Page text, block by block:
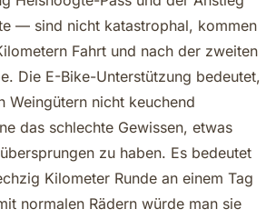
— sind nicht katastrophal, kommen
Fahrt und nach der zweiten
Die E-Bike-Unterstützung bedeutet,
Weingütern nicht keuchend
das schlechte Gewissen, etwas
zu haben. Es bedeutet
Kilometer Runde an einem Tag
normalen Rädern würde man sie